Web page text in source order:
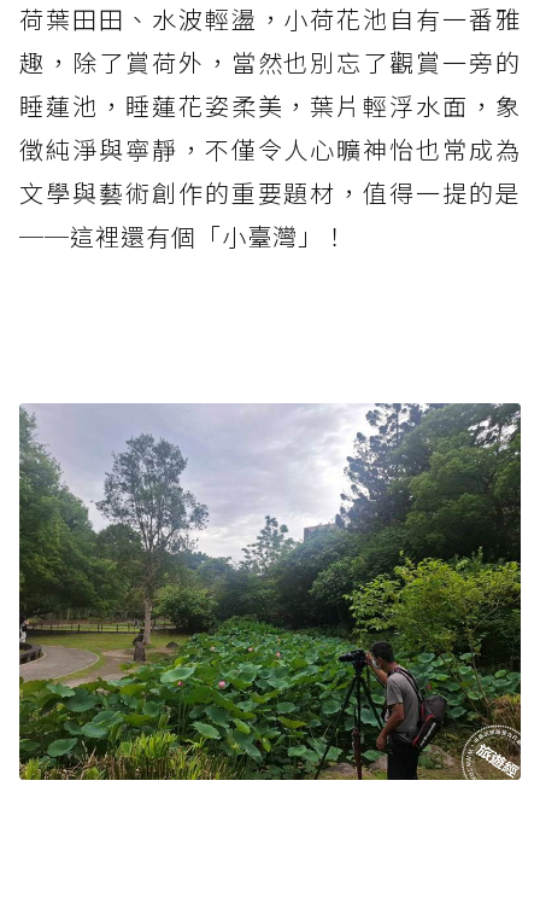
荷葉田田、水波輕盪，小荷花池自有一番雅
趣，除了賞荷外，當然也別忘了觀賞一旁的
睡蓮池，睡蓮花姿柔美，葉片輕浮水面，象
徵純淨與寧靜，不僅令人心曠神怡也常成為
文學與藝術創作的重要題材，值得一提的是
──這裡還有個「小臺灣」！